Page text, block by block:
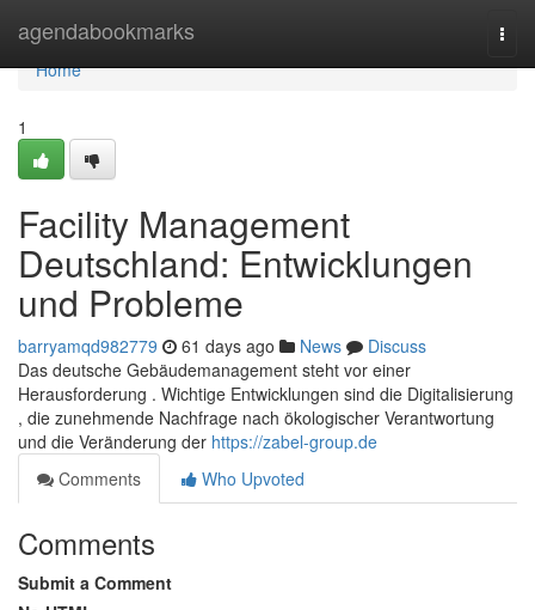
agendabookmarks
Home
Home
1
Facility Management
Deutschland: Entwicklungen
und Probleme
barryamqd982779 61 days ago News
Discuss
Das deutsche Gebäudemanagement steht vor einer
Herausforderung . Wichtige Entwicklungen sind die Digitalisierung
, die zunehmende Nachfrage nach ökologischer Verantwortung
und die Veränderung der https://zabel-group.de
Comments
Who Upvoted
Comments
Submit a Comment